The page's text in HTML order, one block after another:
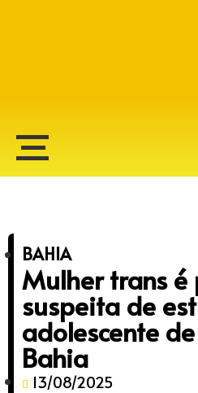
BAHIA
Mulher trans é
suspeita de
adolescente
Bahia
13/08/2025